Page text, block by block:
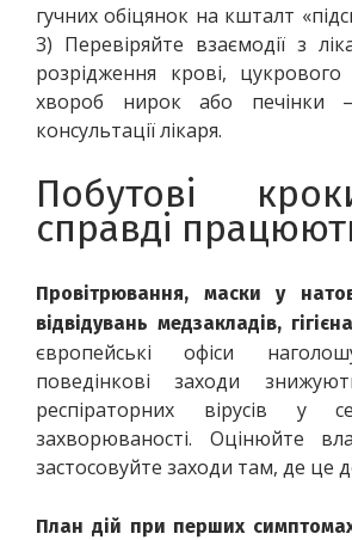
гучних обіцянок на кшталт
3) Перевіряйте взаємодії з
розрідження крові,
хвороб нирок або печінки
консультації лікаря.
Побутові
справді
Провітрювання, маски у
відвідувань медзакладів,
європейські офіси
поведінкові заходи
респіраторних вірусів у
захворюваності. Оцінюйте
застосовуйте заходи там, де це
План дій при перших